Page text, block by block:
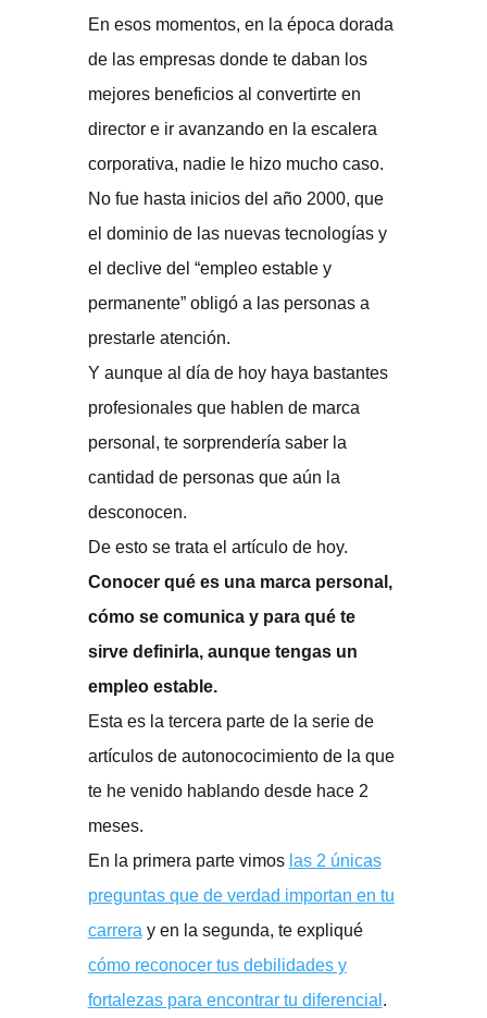
En esos momentos, en la época dorada
de las empresas donde te daban los
mejores beneficios al convertirte en
director e ir avanzando en la escalera
corporativa, nadie le hizo mucho caso.
No fue hasta inicios del año 2000, que
el dominio de las nuevas tecnologías y
el declive del “empleo estable y
permanente” obligó a las personas a
prestarle atención.
Y aunque al día de hoy haya bastantes
profesionales que hablen de marca
personal, te sorprendería saber la
cantidad de personas que aún la
desconocen.
De esto se trata el artículo de hoy.
Conocer qué es una marca personal,
cómo se comunica y para qué te
sirve definirla, aunque tengas un
empleo estable.
Esta es la tercera parte de la serie de
artículos de autonococimiento de la que
te he venido hablando desde hace 2
meses.
En la primera parte vimos las 2 únicas
preguntas que de verdad importan en tu
carrera y en la segunda, te expliqué
cómo reconocer tus debilidades y
fortalezas para encontrar tu diferencial .